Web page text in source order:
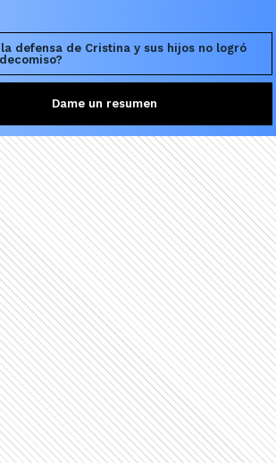
defensa de Cristina y sus hijos no logró
Dame un resumen